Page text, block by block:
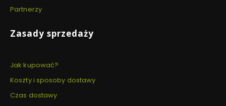
Partnerzy
Zasady sprzedaży
Jak kupować?
Koszty i sposoby dostawy
Czas dostawy